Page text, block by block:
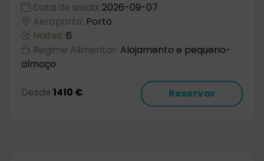
Data de saída: 2026-09-07
Aeroporto: Porto
Noites: 6
Regime Alimentar: Alojamento e pequeno-
almoço
Desde 1410 € Reservar